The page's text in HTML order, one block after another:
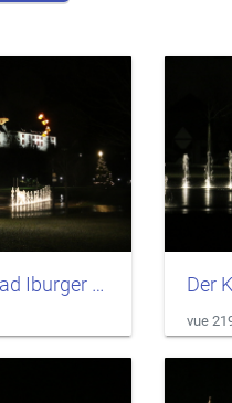
Blick auf das Bad Iburger Schloß
vue